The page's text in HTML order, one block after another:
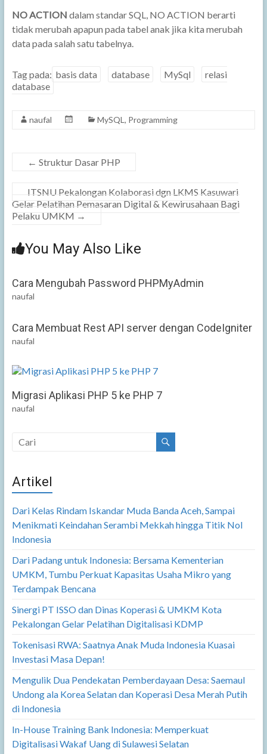
NO ACTION dalam standar SQL, NO ACTION berarti
tidak merubah apapun pada tabel anak jika kita merubah
data pada salah satu tabelnya.
Tag pada: basis data database MySql
relasi
database
naufal MySQL , Programming
← Struktur Dasar PHP
ITSNU Pekalongan Kolaborasi dgn LKMS Kasuwari
Gelar Pelatihan Pemasaran Digital & Kewirusahaan Bagi
Pelaku UMKM →
You May Also Like
Cara Mengubah Password PHPMyAdmin
naufal
Cara Membuat Rest API server dengan CodeIgniter
naufal
Migrasi Aplikasi PHP 5 ke PHP 7
naufal
Artikel
Dari Kelas Rindam Iskandar Muda Banda Aceh, Sampai
Menikmati Keindahan Serambi Mekkah hingga Titik Nol
Indonesia
Dari Padang untuk Indonesia: Bersama Kementerian
UMKM, Tumbu Perkuat Kapasitas Usaha Mikro yang
Terdampak Bencana
Sinergi PT ISSO dan Dinas Koperasi & UMKM Kota
Pekalongan Gelar Pelatihan Digitalisasi KDMP
Tokenisasi RWA: Saatnya Anak Muda Indonesia Kuasai
Investasi Masa Depan!
Mengulik Dua Pendekatan Pemberdayaan Desa: Saemaul
Undong ala Korea Selatan dan Koperasi Desa Merah Putih
di Indonesia
In-House Training Bank Indonesia: Memperkuat
Digitalisasi Wakaf Uang di Sulawesi Selatan